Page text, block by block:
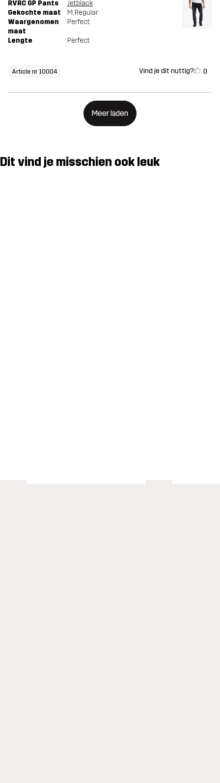
RVRC GP Pants
Jetblack
Gekochte maat
M, Regular
Waargenomen
maat
Perfect
Lengte Perfect
Article nr 10004 Vind je dit nuttig? 0
Meer laden
Dit vind je misschien ook leuk